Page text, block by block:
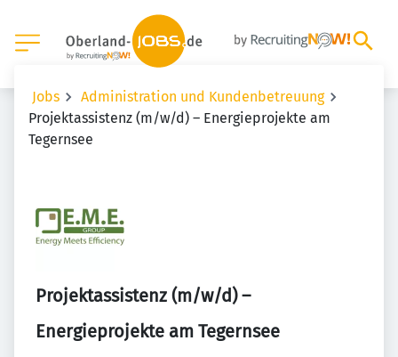
Jobs
Administration und Kundenbetreuung
Projektassistenz (m/w/d) – Energieprojekte am
Tegernsee
Projektassistenz (m/w/d) –
Energieprojekte am Tegernsee